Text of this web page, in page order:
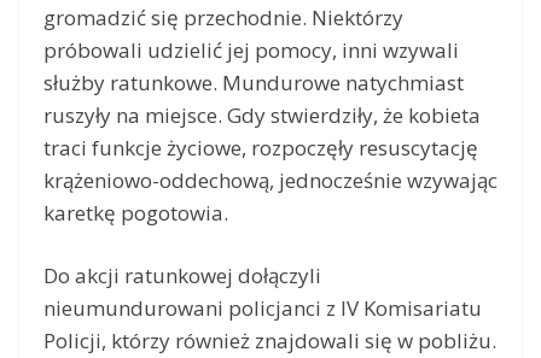
gromadzić się przechodnie. Niektórzy
próbowali udzielić jej pomocy, inni wzywali
służby ratunkowe. Mundurowe natychmiast
ruszyły na miejsce. Gdy stwierdziły, że kobieta
traci funkcje życiowe, rozpoczęły resuscytację
krążeniowo-oddechową, jednocześnie wzywając
karetkę pogotowia.
Do akcji ratunkowej dołączyli
nieumundurowani policjanci z IV Komisariatu
Policji, którzy również znajdowali się w pobliżu.